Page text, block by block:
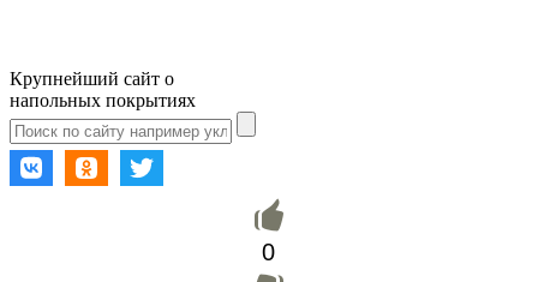
Крупнейший сайт о
напольных покрытиях
0